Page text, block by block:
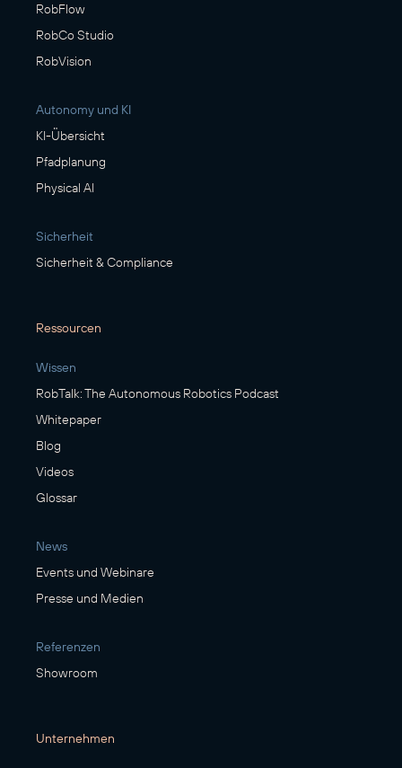
RobFlow
RobCo Studio
RobVision
Autonomy und KI
KI-Übersicht
Pfadplanung
Physical AI
Sicherheit
Sicherheit & Compliance
Ressourcen
Wissen
RobTalk: The Autonomous Robotics Podcast
Whitepaper
Blog
Videos
Glossar
News
Events und Webinare
Presse und Medien
Referenzen
Showroom
Unternehmen